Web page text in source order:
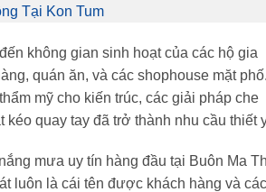
Tại Kon Tum
không gian sinh hoạt của các hộ gia
quán ăn, và các shophouse mặt phố.
mỹ cho kiến trúc, các giải pháp che
quay tay đã trở thành nhu cầu thiết
mưa uy tín hàng đầu tại Buôn Ma
luôn là cái tên được khách hàng và các